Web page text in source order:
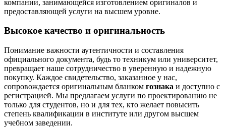
компании, занимающейся изготовлением оригиналов и
предоставляющей услуги на высшем уровне.
Высокое качество и оригинальность
Понимание важности аутентичности и составления
официального документа, будь то техникум или университет,
превращает наше сотрудничество в уверенную и надежную
покупку. Каждое свидетельство, заказанное у нас,
сопровождается оригинальным бланком гознака и доступно с
регистрацией. Мы предлагаем услуги по проектированию не
только для студентов, но и для тех, кто желает повысить
степень квалификации в институте или другом высшем
учебном заведении.